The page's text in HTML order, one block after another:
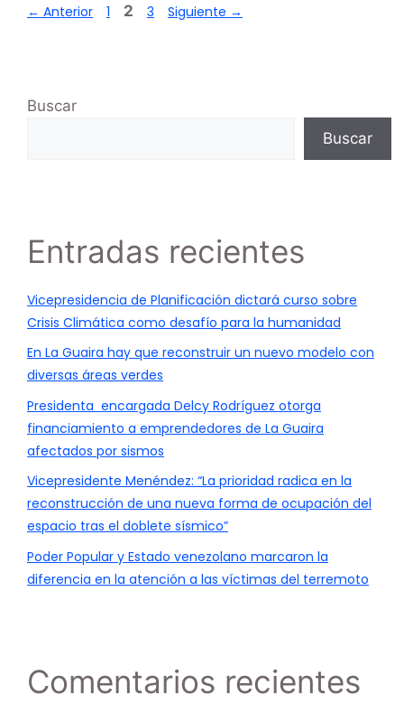
← Anterior 1 2 3 Siguiente →
Buscar
Buscar
Entradas recientes
Vicepresidencia de Planificación dictará curso sobre
Crisis Climática como desafío para la humanidad
En La Guaira hay que reconstruir un nuevo modelo con
diversas áreas verdes
Presidenta encargada Delcy Rodríguez otorga
financiamiento a emprendedores de La Guaira
afectados por sismos
Vicepresidente Menéndez: “La prioridad radica en la
reconstrucción de una nueva forma de ocupación del
espacio tras el doblete sísmico”
Poder Popular y Estado venezolano marcaron la
diferencia en la atención a las víctimas del terremoto
Comentarios recientes